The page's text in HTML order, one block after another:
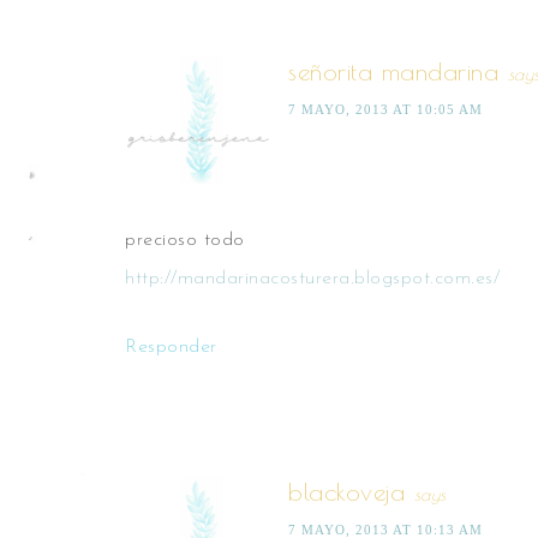
señorita mandarina
7 MAYO, 2013 AT 10:05 AM
precioso todo
http://mandarinacosturera.blogspot.com.es/
Responder
blackoveja says
7 MAYO, 2013 AT 10:13 AM